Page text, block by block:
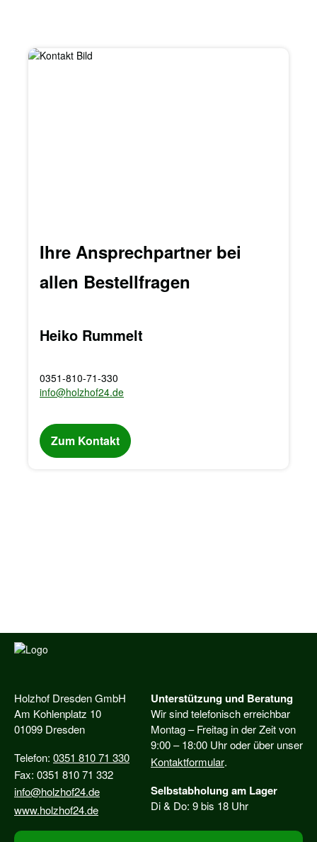
Ihre Ansprechpartner bei
allen Bestellfragen
Heiko Rummelt
0351-810-71-330
info@holzhof24.de
Zum Kontakt
Holzhof Dresden GmbH
Am Kohlenplatz 10
01099 Dresden
Telefon: 0351 810 71 330
Fax: 0351 810 71 332
info@holzhof24.de
www.holzhof24.de
Unterstützung und Beratung
Wir sind telefonisch erreichbar
Montag – Freitag in der Zeit von
9:00 – 18:00 Uhr oder über unser
Kontaktformular.
Selbstabholung am Lager
Di & Do: 9 bis 18 Uhr